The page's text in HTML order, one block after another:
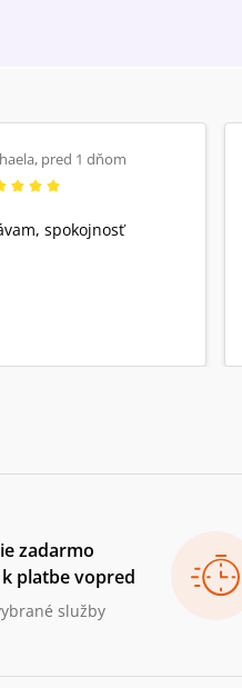
, pred 1 dňom
spokojnosť
zadarmo
k platbe vopred
služby